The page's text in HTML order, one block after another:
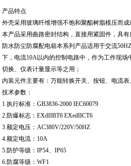
产品特点
外壳采用玻璃纤维增强不饱和聚酯树脂模压而成
本产品采用曲路密封结构，直接用紧固件，具有
防水防尘防腐配电箱本系列产品适用于交流
下，电流10A以内的控制电路中，作为工作现
切换、仪表计量显示等之用；
内装元件主要有：万能转换开关、按钮、电流表
技术参数：
1.执行标准：GB3836-2000 IEC60079
2.防爆标志：EXdIIBT6 EXedIICT6
3.额定电压：AC380V/220V/50HZ
4.额定电流：10A
5.防护等级：IP54、IP65
6.防腐等级：WF1